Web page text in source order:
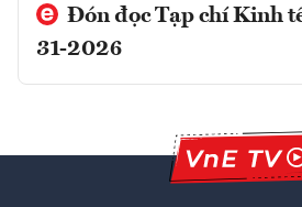
Đón đọc Tạp chí Kinh
31-2026